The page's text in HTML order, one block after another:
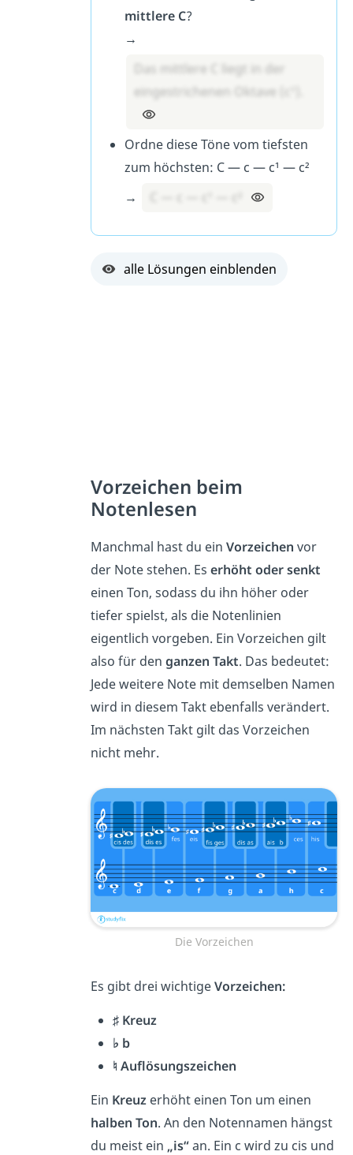
mittlere C?
→
Das mittlere C liegt in der
eingestrichenen Oktave (c¹).
Ordne diese Töne vom tiefsten
zum höchsten: C — c — c¹ — c²
→
alle Lösungen einblenden
Vorzeichen beim
Notenlesen
Manchmal hast du ein Vorzeichen vor
der Note stehen. Es erhöht oder senkt
einen Ton, sodass du ihn höher oder
tiefer spielst, als die Notenlinien
eigentlich vorgeben. Ein Vorzeichen gilt
also für den ganzen Takt. Das bedeutet:
Jede weitere Note mit demselben Namen
wird in diesem Takt ebenfalls verändert.
Im nächsten Takt gilt das Vorzeichen
nicht mehr.
Die Vorzeichen
Es gibt drei wichtigeVorzeichen:
♯ Kreuz
♭ b
♮ Auflösungszeichen
Ein Kreuz erhöht einen Ton um einen
halben Ton. An den Notennamen hängst
du meist ein „is“an. Ein c wird zu cis und